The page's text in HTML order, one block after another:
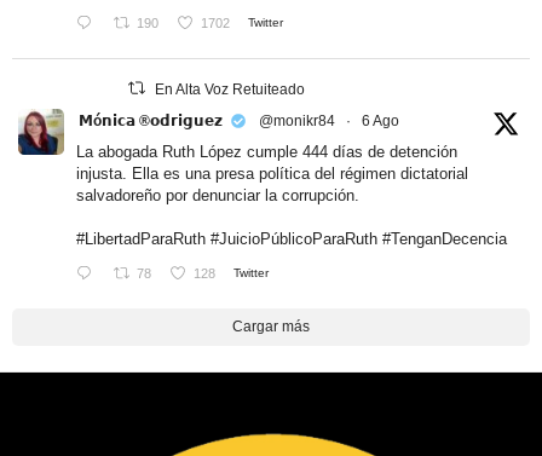
190 1702 Twitter
En Alta Voz Retuiteado
𝗠ó𝗻𝗶𝗰𝗮 ®𝗼𝗱𝗿𝗶𝗴𝘂𝗲𝘇
@monikr84 · 6 Ago
La abogada Ruth López cumple 444 días de detención
injusta. Ella es una presa política del régimen dictatorial
salvadoreño por denunciar la corrupción.
#LibertadParaRuth #JuicioPúblicoParaRuth #TenganDecencia
78 128 Twitter
Cargar más